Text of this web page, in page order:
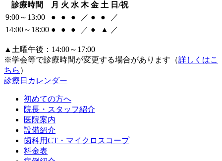
診療時間 月 火 水 木 金 土 日/祝
9:00～13:00
● ● ● ／ ● ●
／
14:00～18:00 ● ● ● ／ ● ▲ ／
▲土曜午後：14:00～17:00
※学会等で診療時間が変更する場合があります（詳しくはこ
ちら ）
診療日カレンダー
初めての方へ
院長・スタッフ紹介
医院案内
設備紹介
歯科用CT・マイクロスコープ
料金表